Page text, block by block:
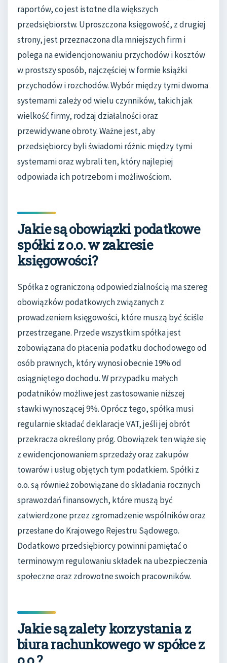
raportów, co jest istotne dla większych
przedsiębiorstw. Uproszczona księgowość, z drugiej
strony, jest przeznaczona dla mniejszych firm i
polega na ewidencjonowaniu przychodów i kosztów
w prostszy sposób, najczęściej w formie książki
przychodów i rozchodów. Wybór między tymi dwoma
systemami zależy od wielu czynników, takich jak
wielkość firmy, rodzaj działalności oraz
przewidywane obroty. Ważne jest, aby
przedsiębiorcy byli świadomi różnic między tymi
systemami oraz wybrali ten, który najlepiej
odpowiada ich potrzebom i możliwościom.
Jakie są obowiązki podatkowe
spółki z o.o. w zakresie
księgowości?
Spółka z ograniczoną odpowiedzialnością ma szereg
obowiązków podatkowych związanych z
prowadzeniem księgowości, które muszą być ściśle
przestrzegane. Przede wszystkim spółka jest
zobowiązana do płacenia podatku dochodowego od
osób prawnych, który wynosi obecnie 19% od
osiągniętego dochodu. W przypadku małych
podatników możliwe jest zastosowanie niższej
stawki wynoszącej 9%. Oprócz tego, spółka musi
regularnie składać deklaracje VAT, jeśli jej obrót
przekracza określony próg. Obowiązek ten wiąże się
z ewidencjonowaniem sprzedaży oraz zakupów
towarów i usług objętych tym podatkiem. Spółki z
o.o. są również zobowiązane do składania rocznych
sprawozdań finansowych, które muszą być
zatwierdzone przez zgromadzenie wspólników oraz
przesłane do Krajowego Rejestru Sądowego.
Dodatkowo przedsiębiorcy powinni pamiętać o
terminowym regulowaniu składek na ubezpieczenia
społeczne oraz zdrowotne swoich pracowników.
Jakie są zalety korzystania z
biura rachunkowego w spółce z